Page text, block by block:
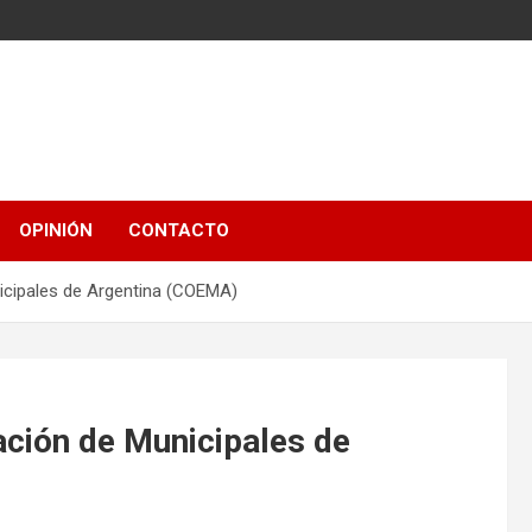
OPINIÓN CONTACTO
de Argentina (COEMA)
de Municipales de